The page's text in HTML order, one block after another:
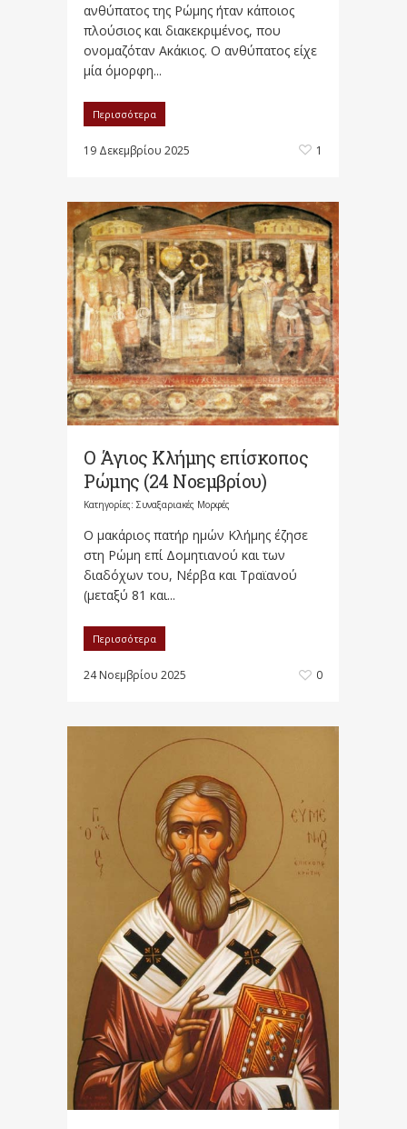
ανθύπατος της Ρώμης ήταν κάποιος
πλούσιος και διακεκριμένος, που
ονομαζόταν Ακάκιος. Ο ανθύπατος είχε
μία όμορφη...
Περισσότερα
19 Δεκεμβρίου 2025 1
Ο Άγιος Κλήμης επίσκοπος
Ρώμης (24 Νοεμβρίου)
Κατηγορίες: Συναξαριακές Μορφές
Ο μακάριος πατήρ ημών Κλήμης έζησε
στη Ρώμη επί Δομητιανού και των
διαδόχων του, Νέρβα και Τραϊανού
(μεταξύ 81 και...
Περισσότερα
24 Νοεμβρίου 2025 0